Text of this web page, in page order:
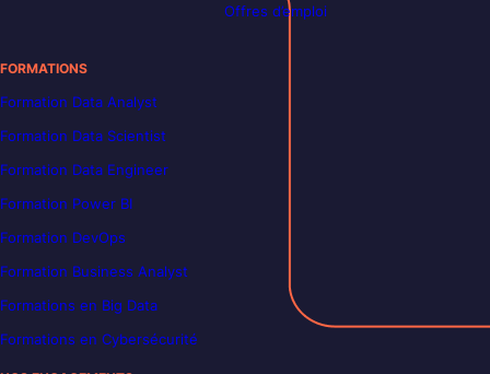
Offres d’emploi
FORMATIONS
Formation Data Analyst
Formation Data Scientist
Formation Data Engineer
Formation Power BI
Formation DevOps
Formation Business Analyst
Formations en Big Data
Formations en Cybersécurité